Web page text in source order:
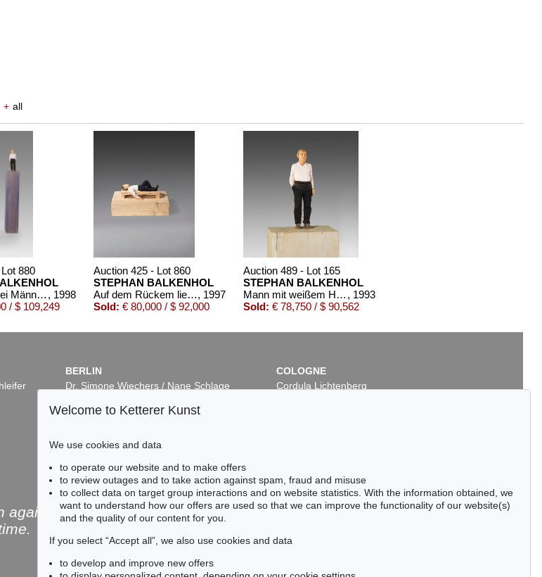
+ all
880
Ohne Titel (drei Männer) , 1998
/ $ 109,249
Auction 425 - Lot 860
STEPHAN BALKENHOL
Auf dem Rückem liegender Mann, 1997
Sold: € 80,000 / $ 92,000
Auction 489 - Lot 165
STEPHAN BALKENHOL
Mann mit weißem Hemd , 1993
Sold: € 78,750 / $ 90,562
Auction 503 - Lot 9
STEPHAN BALKENHOL
, 2013
Sold: € 65,000 / $ 74,750
Auction 420 - Lot 891
STEPHAN BALKENHOL
Großes Kopfrelief: Frau , 1988
Sold:€ 65,000 / $ 74,750
Frau mit grünem Kleid , 2011
Sold:€ 61,000 / $ 70,150
BERLIN
Dr. Simone Wiechers / Nane Schlage
10719 Berlin
Fax: +49 30 88 67 56-43
COLOGNE
Cordula Lichtenberg
Welcome to Ketterer Kunst
We use cookies and data
to operate our website and to make offers
to review outages and to take action against spam, fraud and misuse
to collect data on target group interactions and on website statistics. With the information obtained, we
want to understand how our offers are used so that we can improve the functionality of our website(s)
and the quality of our content for you.
If you select “Accept all”, we also use cookies and data
to develop and improve new offers